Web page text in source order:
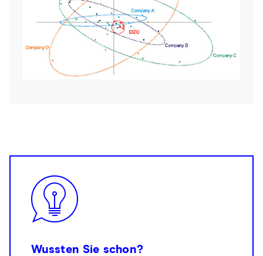
Wussten Sie schon?